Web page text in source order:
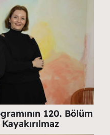
120. Bölüm